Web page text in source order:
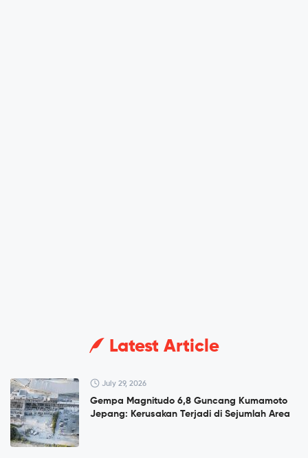
Latest Article
July 29, 2026
Gempa Magnitudo 6,8 Guncang Kumamoto
Jepang: Kerusakan Terjadi di Sejumlah Area